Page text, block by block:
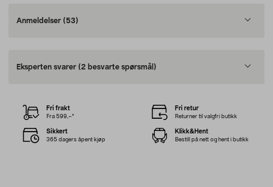
Anmeldelser (53)
Eksperten svarer (2 besvarte spørsmål)
Fri frakt
Fra 599,–*
Fri retur
Returner til valgfri butikk
Sikkert
365 dagers åpent kjøp
Klikk&Hent
Bestill på nett og hent i butikk